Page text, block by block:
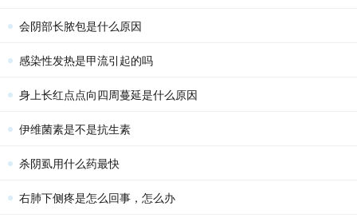
会阴部长脓包是什么原因
感染性发热是甲流引起的吗
身上长红点点向四周蔓延是什么原因
伊维菌素是不是抗生素
杀阴虱用什么药最快
右肺下侧疼是怎么回事，怎么办